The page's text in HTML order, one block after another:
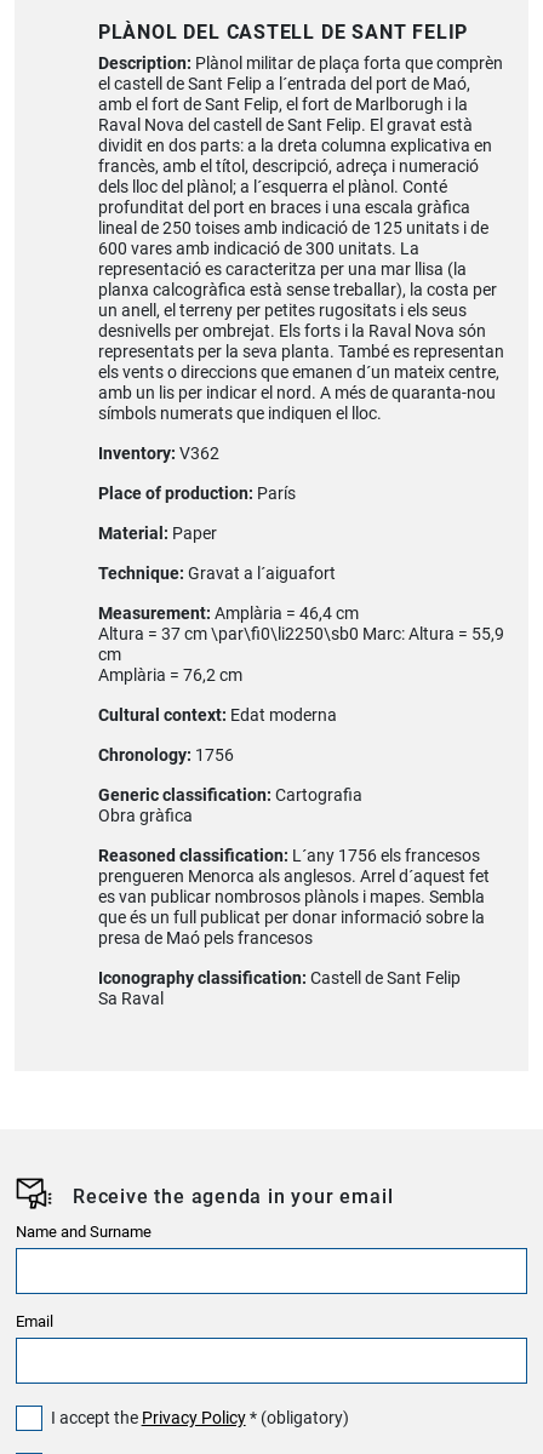
PLÀNOL DEL CASTELL DE SANT FELIP
Description: Plànol militar de plaça forta que comprèn
el castell de Sant Felip a l´entrada del port de Maó,
amb el fort de Sant Felip, el fort de Marlborugh i la
Raval Nova del castell de Sant Felip. El gravat està
dividit en dos parts: a la dreta columna explicativa en
francès, amb el títol, descripció, adreça i numeració
dels lloc del plànol; a l´esquerra el plànol. Conté
profunditat del port en braces i una escala gràfica
lineal de 250 toises amb indicació de 125 unitats i de
600 vares amb indicació de 300 unitats. La
representació es caracteritza per una mar llisa (la
planxa calcogràfica està sense treballar), la costa per
un anell, el terreny per petites rugositats i els seus
desnivells per ombrejat. Els forts i la Raval Nova són
representats per la seva planta. També es representan
els vents o direccions que emanen d´un mateix centre,
amb un lis per indicar el nord. A més de quaranta-nou
símbols numerats que indiquen el lloc.
Inventory: V362
Place of production: París
Material: Paper
Technique: Gravat a l´aiguafort
Measurement: Amplària = 46,4 cm
Altura = 37 cm \par\fi0\li2250\sb0 Marc: Altura = 55,9
cm
Amplària = 76,2 cm
Cultural context: Edat moderna
Chronology: 1756
Generic classification: Cartografia
Obra gràfica
Reasoned classification: L´any 1756 els francesos
prengueren Menorca als anglesos. Arrel d´aquest fet
es van publicar nombrosos plànols i mapes. Sembla
que és un full publicat per donar informació sobre la
presa de Maó pels francesos
Iconography classification: Castell de Sant Felip
Sa Raval
Receive the agenda in your email
Name and Surname
Email
I accept the Privacy Policy* (obligatory)